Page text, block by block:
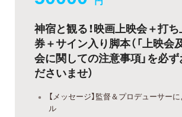
神宿と観る！映画上映会＋打
券＋サイン入り脚本（「上映会
会に関しての注意事項」を必ず
ださいませ）
【メッセージ】監督＆プロデューサー
ル